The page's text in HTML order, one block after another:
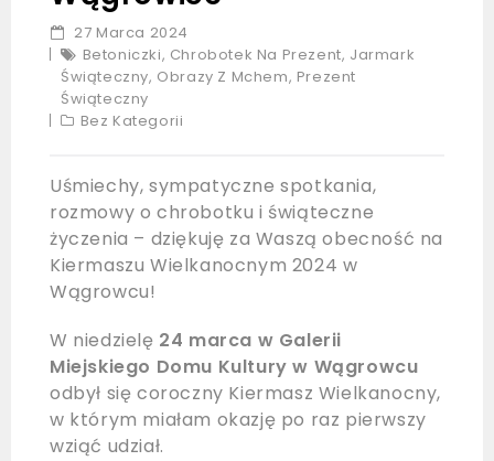
27 Marca 2024
Betoniczki, Chrobotek Na Prezent, Jarmark
Świąteczny, Obrazy Z Mchem, Prezent
Świąteczny
Bez Kategorii
Uśmiechy, sympatyczne spotkania,
rozmowy o chrobotku i świąteczne
życzenia – dziękuję za Waszą obecność na
Kiermaszu Wielkanocnym 2024 w
Wągrowcu!
W niedzielę 24 marca w Galerii
Miejskiego Domu Kultury w Wągrowcu
odbył się coroczny Kiermasz Wielkanocny,
w którym miałam okazję po raz pierwszy
wziąć udział.